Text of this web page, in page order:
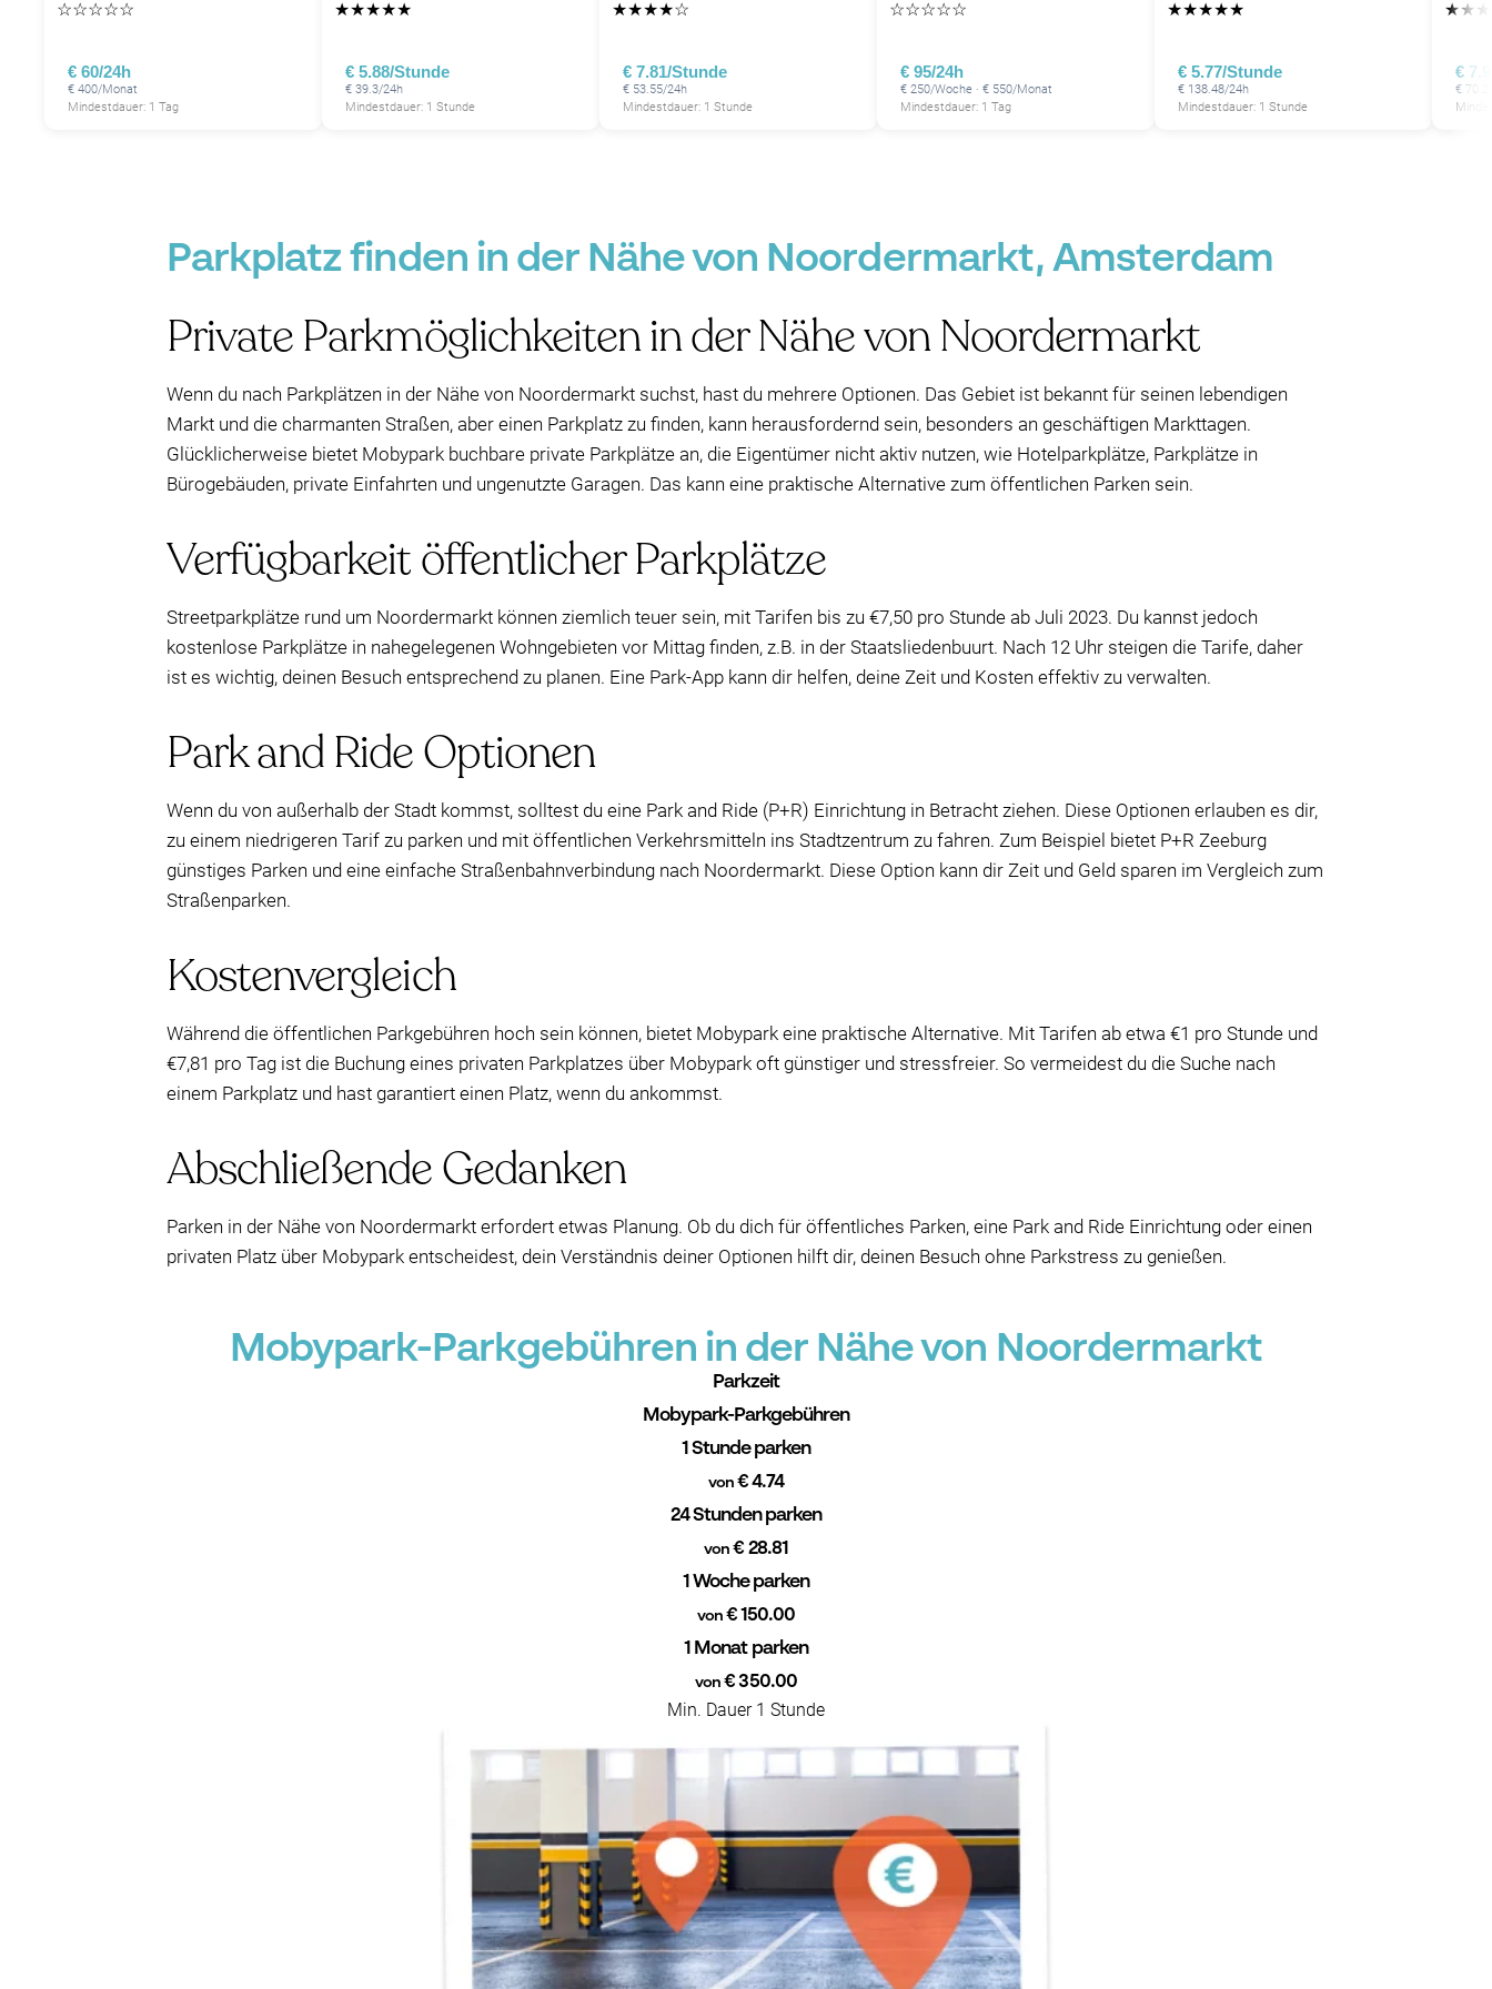
P
P
P
P
☆☆☆☆☆
€ 60/24h
€ 400/Monat
Mindestdauer: 1 Tag
★★★★★
€ 5.88/Stunde
€ 39.3/24h
Mindestdauer: 1 Stunde
★★★★☆
€ 7.81/Stunde
€ 53.55/24h
Mindestdauer: 1 Stunde
☆☆☆☆☆
€ 95/24h
€ 250/Woche · € 550/Monat
Mindestdauer: 1 Tag
★★★★★
€ 5.77/Stunde
€ 138.48/24h
Mindestdauer: 1 Stunde
★★ ★
€
€
Parkplatz finden in der Nähe von Noordermarkt, Amsterdam
Private Parkmöglichkeiten in der Nähe von Noordermarkt
Wenn du nach Parkplätzen in der Nähe von Noordermarkt suchst, hast du mehrere Optionen. Das Gebiet ist bekannt für seinen lebendigen
Markt und die charmanten Straßen, aber einen Parkplatz zu finden, kann herausfordernd sein, besonders an geschäftigen Markttagen.
Glücklicherweise bietet Mobypark buchbare private Parkplätze an, die Eigentümer nicht aktiv nutzen, wie Hotelparkplätze, Parkplätze in
Bürogebäuden, private Einfahrten und ungenutzte Garagen. Das kann eine praktische Alternative zum öffentlichen Parken sein.
Verfügbarkeit öffentlicher Parkplätze
Streetparkplätze rund um Noordermarkt können ziemlich teuer sein, mit Tarifen bis zu €7,50 pro Stunde ab Juli 2023. Du kannst jedoch
kostenlose Parkplätze in nahegelegenen Wohngebieten vor Mittag finden, z.B. in der Staatsliedenbuurt. Nach 12 Uhr steigen die Tarife, daher
ist es wichtig, deinen Besuch entsprechend zu planen. Eine Park-App kann dir helfen, deine Zeit und Kosten effektiv zu verwalten.
Park and Ride Optionen
Wenn du von außerhalb der Stadt kommst, solltest du eine Park and Ride (P+R) Einrichtung in Betracht ziehen. Diese Optionen erlauben es dir,
zu einem niedrigeren Tarif zu parken und mit öffentlichen Verkehrsmitteln ins Stadtzentrum zu fahren. Zum Beispiel bietet P+R Zeeburg
günstiges Parken und eine einfache Straßenbahnverbindung nach Noordermarkt. Diese Option kann dir Zeit und Geld sparen im Vergleich zum
Straßenparken.
Kostenvergleich
Während die öffentlichen Parkgebühren hoch sein können, bietet Mobypark eine praktische Alternative. Mit Tarifen ab etwa €1 pro Stunde und
€7,81 pro Tag ist die Buchung eines privaten Parkplatzes über Mobypark oft günstiger und stressfreier. So vermeidest du die Suche nach
einem Parkplatz und hast garantiert einen Platz, wenn du ankommst.
Abschließende Gedanken
Parken in der Nähe von Noordermarkt erfordert etwas Planung. Ob du dich für öffentliches Parken, eine Park and Ride Einrichtung oder einen
privaten Platz über Mobypark entscheidest, dein Verständnis deiner Optionen hilft dir, deinen Besuch ohne Parkstress zu genießen.
Mobypark-Parkgebühren in der Nähe von Noordermarkt
Parkzeit
Mobypark-Parkgebühren
1 Stunde parken
von€ 4.74
24 Stunden parken
von € 28.81
1 Woche parken
von€ 150.00
1 Monat parken
von € 350.00
Min. Dauer 1 Stunde